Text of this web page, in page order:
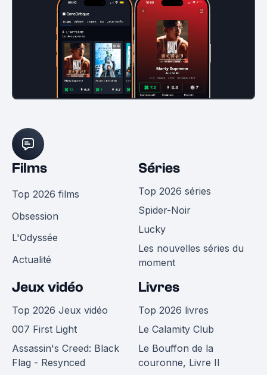
Films
Top 2026 films
Obsession
L'Odyssée
Actualité
Séries
Top 2026 séries
Spider-Noir
Lucky
Les nouvelles séries du
moment
Jeux vidéo
Top 2026 Jeux vidéo
007 First Light
Assassin's Creed: Black
Flag - Resynced
Livres
Top 2026 livres
Le Calamity Club
Le Bouffon de la
couronne, Livre II